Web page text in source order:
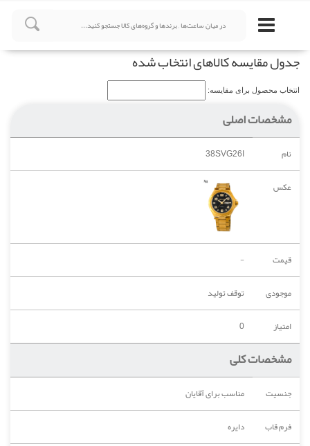
جدول مقایسه کالاهای انتخاب شده
انتخاب محصول برای مقایسه:
مشخصات اصلی
نام
38SVG26I
عکس
قیمت
-
موجودی
توقف تولید
امتیاز
0
مشخصات کلی
جنسیت
مناسب برای آقایان
فرم قاب
دایره